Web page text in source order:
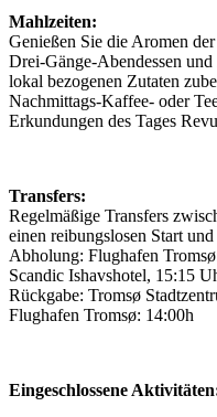
Mahlzeiten:
Genießen Sie die Aromen
Drei-Gänge-Abendessen
lokal bezogenen Zutaten
Nachmittags-Kaffee- oder
Erkundungen des Tages
Transfers:
Regelmäßige Transfers
einen reibungslosen Start
Abholung: Flughafen
Scandic Ishavshotel, 15:15
Rückgabe: Tromsø
Flughafen Tromsø: 14:00h
Eingeschlossene